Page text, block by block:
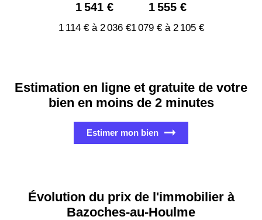
1 541 €
1 114 € à 2 036 €
1 555 €
1 079 € à 2 105 €
Estimation en ligne et gratuite de votre
bien en moins de 2 minutes
Estimer mon bien
Évolution du prix de l'immobilier à
Bazoches-au-Houlme